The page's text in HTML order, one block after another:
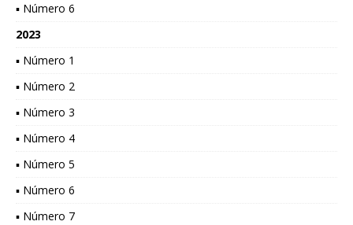
▪ Número 6
2023
▪ Número 1
▪ Número 2
▪ Número 3
▪ Número 4
▪ Número 5
▪ Número 6
▪ Número 7